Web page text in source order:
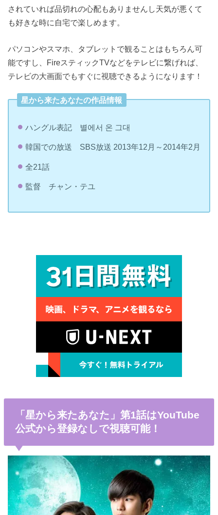
されていれば品切れの心配もありませんし天気が悪くて
も好きな時に自宅で楽しめます。
パソコンやスマホ、タブレットで観ることはもちろん可
能ですし、FireスティックTVなどをテレビに繋げれば、
テレビの大画面でもすぐに視聴できるようになります！
星から来たあなたの作品情報
ハングル表記 별에서 온 그대
韓国での放送 SBS放送 2013年12月～2014年2月
全21話
監督 チャン・テユ
「星から来たあなた」第1話はYouTube
公式から登録なしで視聴可能！